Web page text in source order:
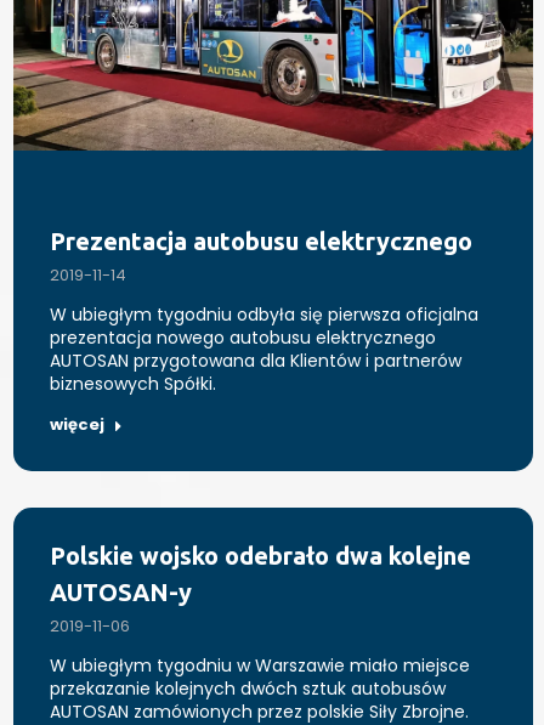
Prezentacja autobusu elektrycznego
2019-11-14
W ubiegłym tygodniu odbyła się pierwsza oficjalna
prezentacja nowego autobusu elektrycznego
AUTOSAN przygotowana dla Klientów i partnerów
biznesowych Spółki.
więcej
Polskie wojsko odebrało dwa kolejne
AUTOSAN-y
2019-11-06
W ubiegłym tygodniu w Warszawie miało miejsce
przekazanie kolejnych dwóch sztuk autobusów
AUTOSAN zamówionych przez polskie Siły Zbrojne.